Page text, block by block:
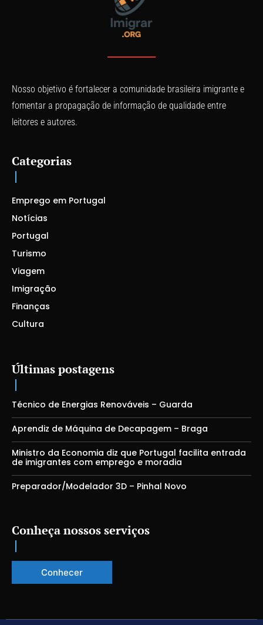
Nosso objetivo é fortalecer a comunidade brasileira imigrante e
fomentar a propagação de informação de qualidade entre
leitores e autores.
Categorias
Emprego em Portugal
Notícias
Portugal
Turismo
Viagem
Imigração
Finanças
Cultura
Últimas postagens
Técnico de Energias Renováveis – Guarda
Aprendiz de Máquina de Decapagem – Braga
Ministro da Economia diz que Portugal facilita entrada
de imigrantes com emprego e moradia
Preparador/Modelador 3D – Pinhal Novo
Conheça nossos serviços
Conhecer